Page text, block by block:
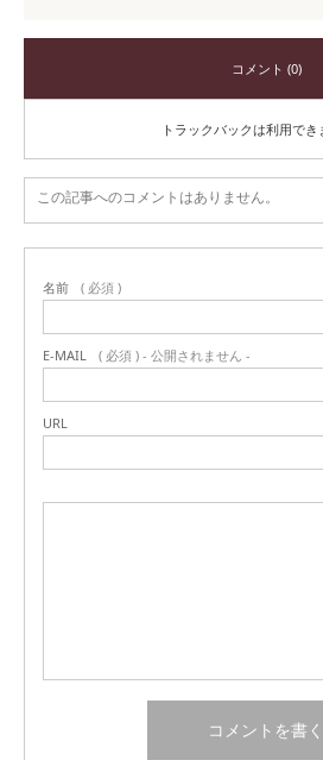
コメント (0)
トラックバックは利用でき
この記事へのコメントはありません。
名前 ( 必須 )
E-MAIL ( 必須 ) - 公開されません -
URL